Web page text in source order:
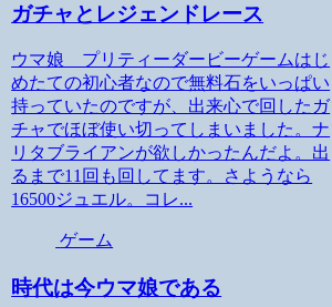
ガチャとレジェンドレース
ウマ娘 プリティーダービーゲームはじ
めたての初心者なので無料石をいっぱい
持っていたのですが、出来心で回したガ
チャでほぼ使い切ってしまいました。ナ
リタブライアンが欲しかったんだよ。出
るまで11回も回してます。さようなら
16500ジュエル。コレ...
ゲーム
時代は今ウマ娘である